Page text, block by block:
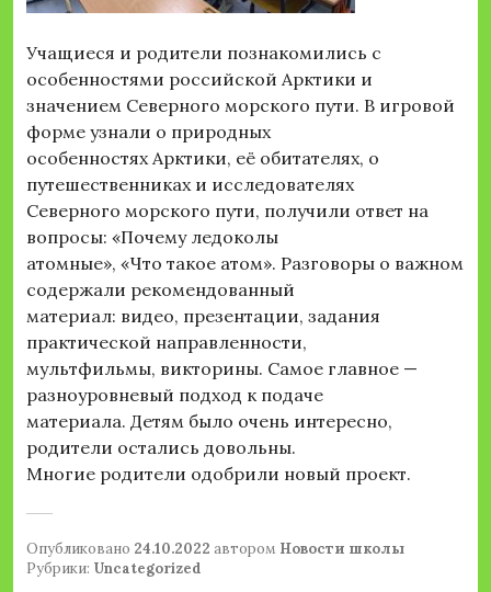
Учащиеся и родители познакомились с
особенностями российской Арктики и
значением Северного морского пути. В игровой
форме узнали о природных
особенностях Арктики, её обитателях, о
путешественниках и исследователях
Северного морского пути, получили ответ на
вопросы: «Почему ледоколы
атомные», «Что такое атом». Разговоры о важном
содержали рекомендованный
материал: видео, презентации, задания
практической направленности,
мультфильмы, викторины. Самое главное —
разноуровневый подход к подаче
материала. Детям было очень интересно,
родители остались довольны.
Многие родители одобрили новый проект.
Опубликовано 24.10.2022 автором Новости школы
Рубрики: Uncategorized